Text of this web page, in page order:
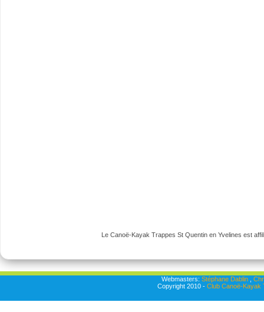
Le Canoë-Kayak Trappes St Quentin en Yvelines est
Webmasters: Stéphane Dablin,
Copyright 2010 - Club Canoë-Kayak